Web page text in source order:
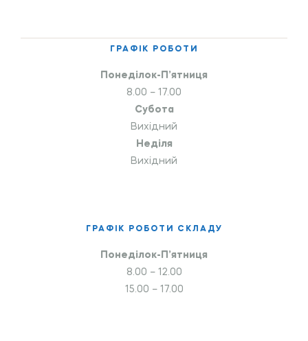
ГРАФІК РОБОТИ
Понеділок-П’ятниця
8.00 – 17.00
Субота
Вихідний
Неділя
Вихідний
ГРАФІК РОБОТИ СКЛАДУ
Понеділок-П’ятниця
8.00 – 12.00
15.00 – 17.00